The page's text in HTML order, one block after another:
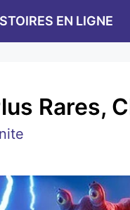
EN LIGNE
Rares,